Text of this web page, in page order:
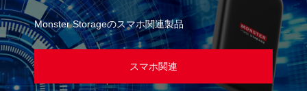
Monster Storageのスマホ関連製品
スマホ関連